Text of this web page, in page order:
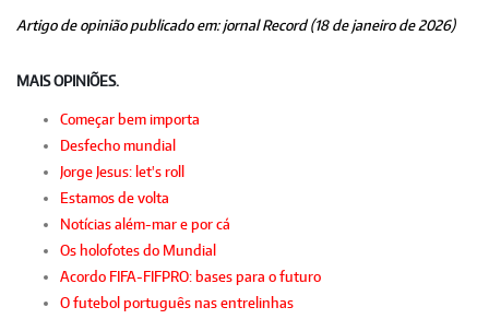
Artigo de opinião publicado em: jornal Record (18 de janeiro de 2026)
MAIS OPINIÕES.
Começar bem importa
Desfecho mundial
Jorge Jesus: let's roll
Estamos de volta
Notícias além-mar e por cá
Os holofotes do Mundial
Acordo FIFA-FIFPRO: bases para o futuro
O futebol português nas entrelinhas